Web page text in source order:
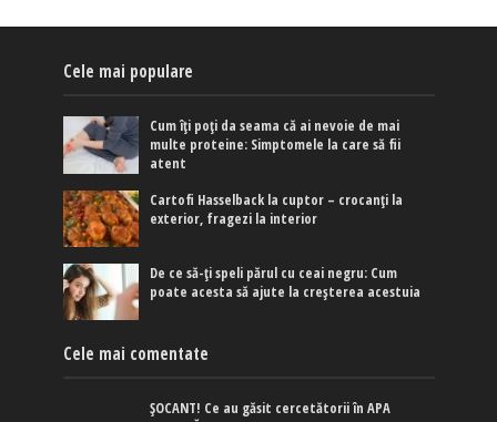
Cele mai populare
Cum îți poți da seama că ai nevoie de mai
multe proteine: Simptomele la care să fii
atent
Cartofi Hasselback la cuptor – crocanți la
exterior, fragezi la interior
De ce să-ți speli părul cu ceai negru: Cum
poate acesta să ajute la creșterea acestuia
Cele mai comentate
ȘOCANT! Ce au găsit cercetătorii în APA